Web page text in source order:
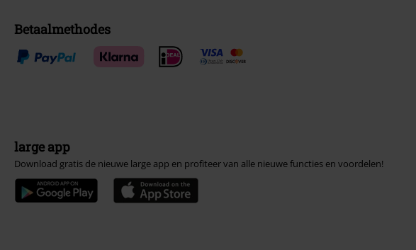
Betaalmethodes
large app
Download gratis de nieuwe large app en profiteer van alle nieuwe functies en voordelen!